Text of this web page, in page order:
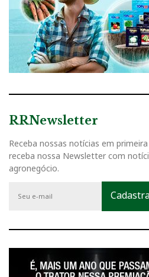
RRNewsletter
Receba nossas notícias em
receba nossa Newsletter com
agronegócio.